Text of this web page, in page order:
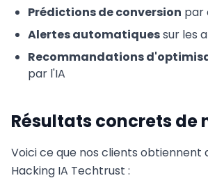
Prédictions de conversion par
Alertes automatiquessur les
Recommandations
par l'IA
Résultats concrets de
Voici ce que nos clients obtiennent
Hacking IA Techtrust :